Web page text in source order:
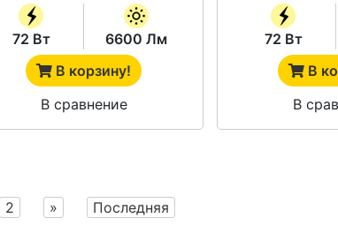
72 Вт
6600 Лм
В корзину!
В сравнение
72 Вт
В
В
2 » Последняя